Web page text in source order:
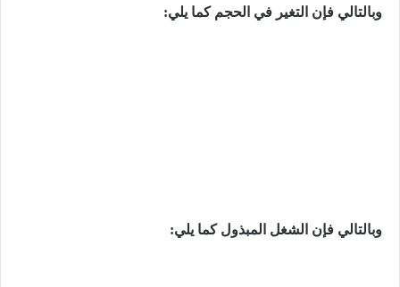
وبالتالي فإن التغیر في الحجم كما يلي:
وبالتالي فإن الشغل المبذول كما يلي: